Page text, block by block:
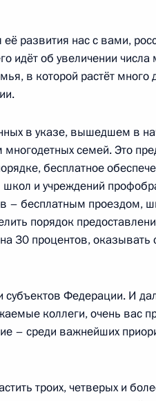
Совета по
Совета по
развития нас с вами,
идёт об увеличении числа
в которой растёт много
в указе, вышедшем в
семей. Это
бесплатное
и учреждений
– бесплатным проездом,
порядок
30 процентов, оказывать
Федерации. И
коллеги, очень вас
– среди важнейших
троих, четверых и